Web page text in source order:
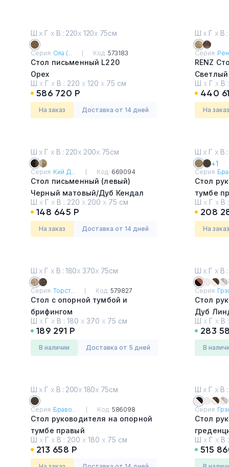
Ш х Г х В : 220х 120х 75см
Серия: Ола (... Код: 573183
Стол письменный L220
Орех
Ш х Г х В : 220 х 120 х 75 см
586 720 Р
На заказ Доставка от 14 дней
Ш х Г х В
Серия:
RENZ
Светлый
Ш х Г х В :
440
На заказ
Ш х Г х В : 220х 200х 75см
Серия: Кий Д... Код: 669094
Стол письменный (левый)
Черный матовый/Дуб Кендал
Ш х Г х В : 220 х 200 х 75 см
148 645 Р
На заказ Доставка от 14 дней
Ш х Г х В
+1
Серия:
Стол
тумбе
Дуб
Ш х Г х В :
208
На заказ
Ш х Г х В : 180х 370х 75см
Серия:Торст... Код: 579827
Стол с опорной тумбой и
брифингом
Дуб Вотан
Ш х Г х В : 180 х 370 х 75 см
189 291 Р
в наличии Доставка от 5 дней
Ш х Г х В
Серия:
Стол
Дуб
Ш х Г х В :
283
в
Ш х Г х В : 200х 180х 75см
Серия: Браво... Код: 586098
Стол руководителя на опорной
тумбе правый
Дуб гладстоун тёмный
Ш х Г х В : 200 х 180 х 75 см
213 658 Р
Ш х Г х В
Серия:
Стол
Alba
Ш х Г х В :
515